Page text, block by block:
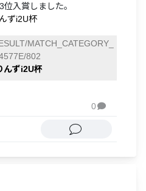
入賞しました。
ずi2U杯
MATCH_CATEGORY_
802
んずi2U杯
0